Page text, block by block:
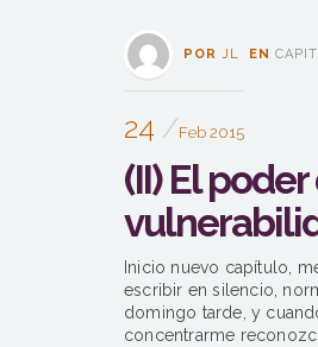
POR JL EN
24 Feb 2015
(II) El
Inicio nuevo capítulo,
escribir en silencio,
domingo tarde, y
concentrarme